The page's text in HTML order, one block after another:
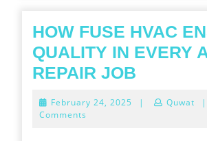
HOW FUSE HVAC
QUALITY IN EVERY
REPAIR JOB
HVAC
February 24, 2025 February
| Quwat |
Comments